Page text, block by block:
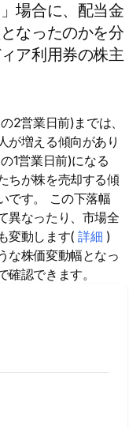
場合に、配当金
なったのかを分
ア利用券の株主
2営業日前)までは、
が増える傾向があり
1営業日前)になる
ちが株を売却する傾
です。 この下落幅
異なったり、市場全
変動します(詳細 )
な株価変動幅となっ
認できます。